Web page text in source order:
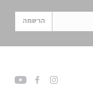
הרשמה